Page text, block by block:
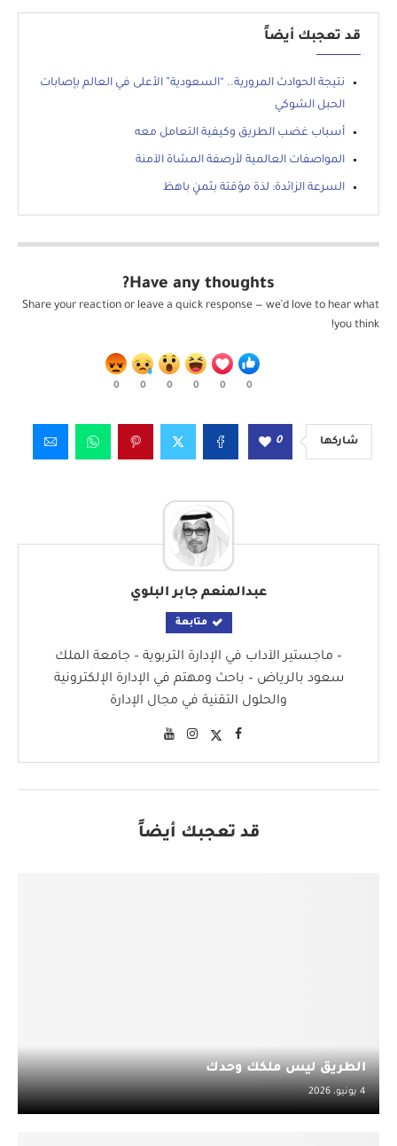
قد تعجبك أيضاً
نتيجة الحوادث المرورية.. “السعودية” الأعلى في العالم بإصابات
الحبل الشوكي
أسباب غضب الطريق وكيفية التعامل معه
المواصفات العالمية لأرصفة المشاة الآمنة
السرعة الزائدة: لذة مؤقتة بثمنٍ باهظ
Have any thoughts?
Share your reaction or leave a quick response — we’d love to hear what
you think!
0
0
0
0
0
0
شاركها 0
عبدالمنعم جابر البلوي
متابعة
– ماجستير الآداب في الإدارة التربوية – جامعة الملك
سعود بالرياض – باحث ومهتم في الإدارة الإلكترونية
والحلول التقنية في مجال الإدارة
قد تعجبك أيضاً
الطريق ليس ملكك وحدك
4 يونيو، 2026